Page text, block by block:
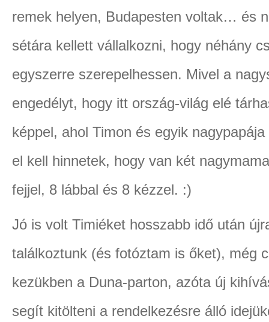
remek helyen, Budapesten voltak… és
sétára kellett vállalkozni, hogy néhány
egyszerre szerepelhessen. Mivel a
engedélyt, hogy itt ország-világ elé
képpel, ahol Timon és egyik
el kell hinnetek, hogy van két
fejjel, 8 lábbal és 8 kézzel. :)
Jó is volt Timiéket hosszabb idő után
találkoztunk (és fotóztam is őket), még
kezükben a Duna-parton, azóta új
segít kitölteni a rendelkezésre álló